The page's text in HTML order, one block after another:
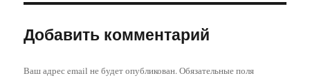
Добавить комментарий
Ваш адрес email не будет опубликован.Обязательные поля